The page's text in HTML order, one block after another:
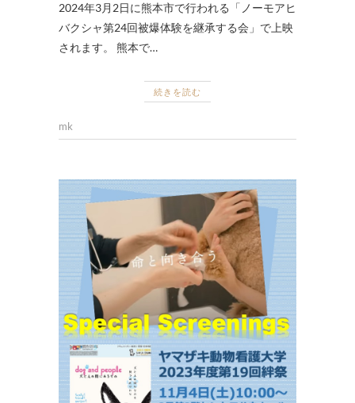
2024年3月2日に熊本市で行われる「ノーモアヒ
バクシャ第24回被爆体験を継承する会」で上映
されます。 熊本で…
続きを読む
mk